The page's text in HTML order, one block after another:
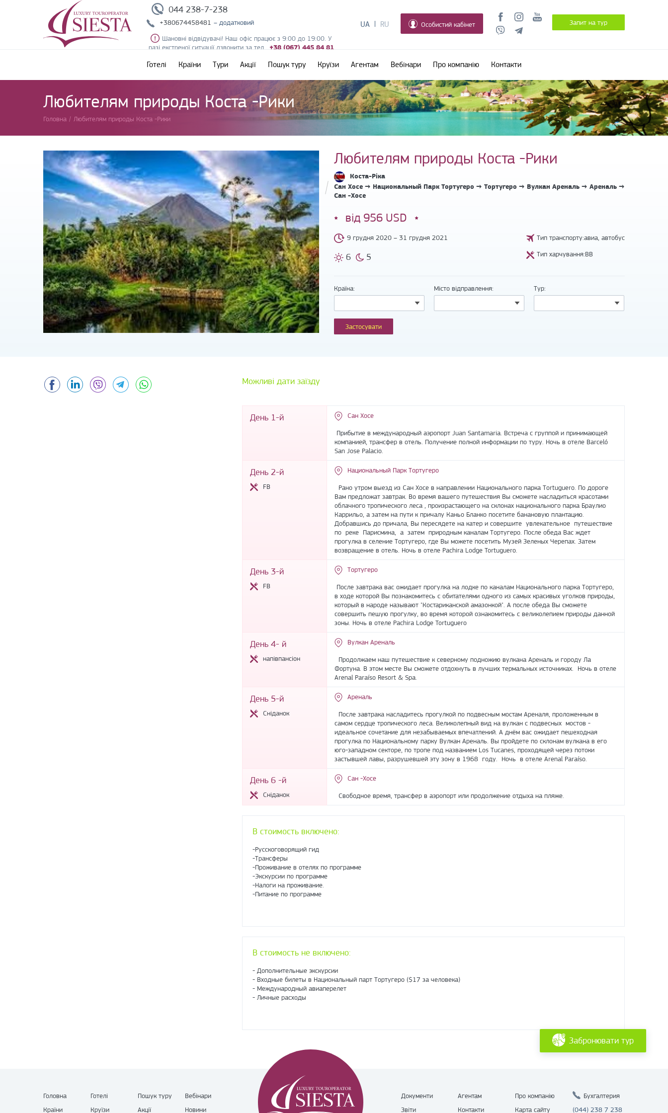
044 238-7-238
+380674458481 – додатковий
Шановні відвідувачі! Наш офіс працює з 9:00 до 19:00. У
разі екстреної ситуації дзвонити за тел. +38 (067) 445 84 81
UA RU Особистий кабінет Запит на тур
Готелі Країни Тури Акції Пошук туру Круїзи Агентам Вебінари Про компанію Контакти
Любителям природы Коста -Рики
Головна / Любителям природы Коста -Рики
Любителям природы Коста -Рики
Коста-Ріка
Сан Хосе → Национальный Парк Тортугеро → Тортугеро → Вулкан Ареналь → Ареналь →
Сан -Хосе
від 956 USD
9 грудня 2020 – 31 грудня 2021
6 5
Тип транспорту:авиа, автобус
Тип харчування:BB
Країна: Місто відправлення: Тур:
Facebook LinkedIn Viber Telegram Можливі дати заїзду
День 1-й Сан Хосе
Прибытие в международный аэропорт Juan Santamaria. Встреча с группой и принимающей
компанией, трансфер в отель. Получение полной информации по туру. Ночь в отеле Barceló
San Jose Palacio.
День 2-й
FB
Национальный Парк Тортугеро
Рано утром выезд из Сан Хосе в направлении Национального парка Тortuguero. По дороге
Вам предложат завтрак. Во время вашего путешествия Вы сможете насладиться красотами
облачного тропического леса , произрастающего на склонах национального парка Браулио
Каррильо, а затем на пути к причалу Каньо Бланко посетите банановую плантацию.
Добравшись до причала, Вы пересядете на катер и совершите увлекательное путешествие
по реке Парисмина, а затем природным каналам Тортугеро. После обеда Вас ждет
прогулка в селение Тортугеро, где Вы можете посетить Музей Зеленых Черепах. Затем
возвращение в отель. Ночь в отеле Pachira Lodge Tortuguero.
День 3-й
FB
Тортугеро
После завтрака вас ожидает прогулка на лодке по каналам Национального парка Тортугеро,
в ходе которой Вы познакомитесь с обитателями одного из самых красивых уголков природы,
который в народе называют "Костариканской амазонкой". А после обеда Вы сможете
совершить пешую прогулку, во время которой ознакомитесь с великолепием природы данной
зоны. Ночь в отеле Pachira Lodge Tortuguero
День 4- й
напівпансіон
Вулкан Ареналь
Продолжаем наш путешествие к северному подножию вулкана Ареналь и городу Ла
Фортуна. В этом месте Вы сможете отдохнуть в лучших термальных источниках. Ночь в отеле
Arenal Paraíso Resort & Spa.
День 5-й
Сніданок
Ареналь
После завтрака насладитесь прогулкой по подвесным мостам Ареналя, проложенным в
самом сердце тропического леса. Великолепный вид на вулкан с подвесных мостов -
идеальное сочетание для незабываемых впечатлений. А днём вас ожидает пешеходная
прогулка по Национальному парку Вулкан Ареналь. Вы пройдете по склонам вулкана в его
юго-западном секторе, по тропе под названием Los Tucanes, проходящей через потоки
застывшей лавы, разрушевшей эту зону в 1968 году. Ночь в отеле Arenal Paraíso.
День 6 -й
Сніданок
Сан -Хосе
Свободное время, трансфер в аэропорт или продолжение отдыха на пляже.
В стоимость включено:
-Русскоговорящий гид
-Трансферы
-Проживание в отелях по программе
-Экскурсии по программе
-Налоги на проживание.
-Питание по программе
В стоимость не включено:
- Дополнительные экскурсии
- Входные билеты в Национальный парт Тортугеро ($17 за человека)
- Международный авиаперелет
- Личные расходы
Головна Готелі Пошук туру
Вебінари
Країни
Круїзи Акції Новини
Документи Агентам
Про компанію
Звіти
Контакти Карта сайту
Бухгалтерия
(044) 238 7 238
Забронювати тур